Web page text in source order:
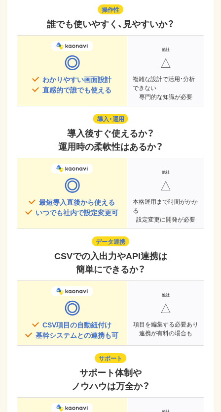
操作性
誰でも使いやすく、見やすいか？
◎
わかりやすい画面設計
直感的で誰でも使える
△
複雑な設計で活用・分析
できない
専門的な知識が必要
導入・運用
導入後すぐ使えるか？
運用時の柔軟性はあるか？
◎
最短導入直後から使える
いつでも社内で設定変更可
△
本格運用まで時間がかか
る
設定変更に開発が必要
データ連携
CSVでの入出力やAPI連携は
簡単にできるか？
◎
CSV項目の自動紐付け
基幹システムとの連携も可
△
項目を編集する必要あり
連携が有料の場合も
サポート
サポート体制や
ノウハウは万全か？